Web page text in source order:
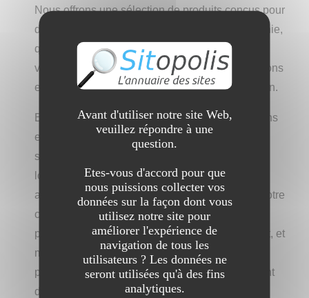
Nous offrons une sélection de produits conçus pour
diverses activités avec votre animal de compagnie,
que ce soit pour des balades tranquilles dans le
voisinage, des sessions d'exercice, des excursions
en voiture ou en montagne, peu importe la saison.
Bonchiot.com est ravie de répondre à vos besoins
en vous proposant des produits de qualité
supérieure qui vous seront utiles pendants très
longtemps. Nos articles sont pensés pour vous
accompagner dans toutes vos aventures avec votre
compagnon à quatre pattes, garantissant sa
protection lors des sorties de jour comme de nuit, et
même dans la plus sombre obscurité. Nous
proposons une variété de collections comprenant
des laisses, colliers, harnais, cages, et bien d?
Avant d'utiliser notre site Web,
veuillez répondre à une
question.
Etes-vous d'accord pour que
nous puissions collecter vos
données sur la façon dont vous
utilisez notre site pour
améliorer l'expérience de
navigation de tous les
utilisateurs ? Les données ne
seront utilisées qu'à des fins
analytiques.